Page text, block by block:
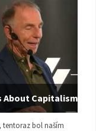
About Capitalism
tentoraz bol naším